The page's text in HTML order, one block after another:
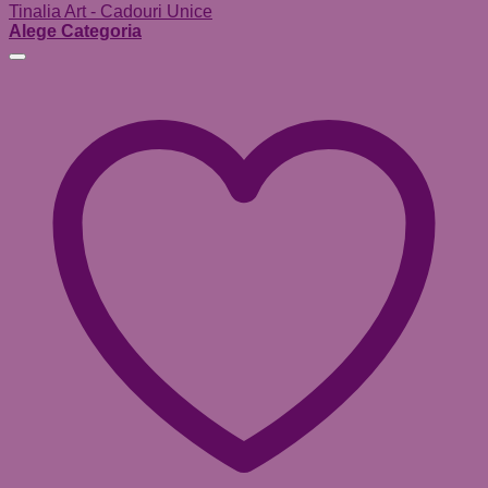
Tinalia Art - Cadouri Unice
Alege Categoria